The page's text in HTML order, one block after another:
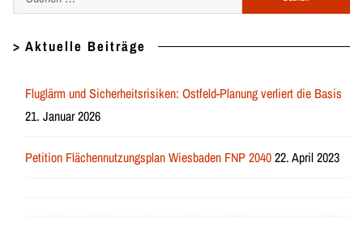
nach:
> Aktuelle Beiträge
Fluglärm und Sicherheitsrisiken: Ostfeld-Planung verliert die Basis
21. Januar 2026
Petition Flächennutzungsplan Wiesbaden FNP 204022. April 2023